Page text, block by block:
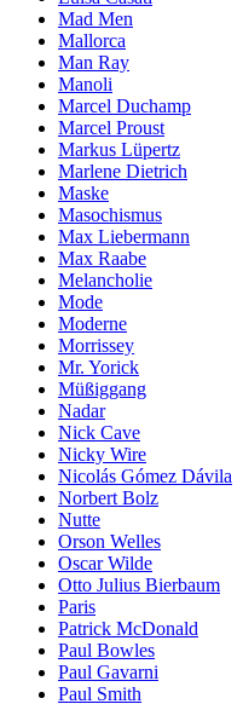
Mad Men
Mallorca
Man Ray
Manoli
Marcel Duchamp
Marcel Proust
Markus Lüpertz
Marlene Dietrich
Maske
Masochismus
Max Liebermann
Max Raabe
Melancholie
Mode
Moderne
Morrissey
Mr. Yorick
Müßiggang
Nadar
Nick Cave
Nicky Wire
Nicolás Gómez Dávila
Norbert Bolz
Nutte
Orson Welles
Oscar Wilde
Otto Julius Bierbaum
Paris
Patrick McDonald
Paul Bowles
Paul Gavarni
Paul Smith